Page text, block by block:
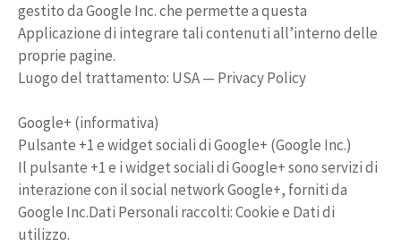
gestito da Google Inc. che permette a questa
Applicazione di integrare tali contenuti all’interno delle
proprie pagine.
Luogo del trattamento: USA — Privacy Policy
Google+ (informativa)
Pulsante +1 e widget sociali di Google+ (Google Inc.)
Il pulsante +1 e i widget sociali di Google+ sono servizi di
interazione con il social network Google+, forniti da
Google Inc.Dati Personali raccolti: Cookie e Dati di
utilizzo.